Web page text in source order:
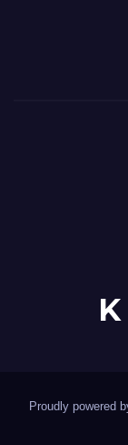
Proudly powered